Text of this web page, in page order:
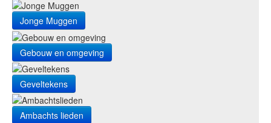
Jonge Muggen
Gebouw en omgeving
Geveltekens
Ambachts lieden